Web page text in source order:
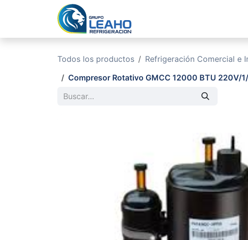
Todos los productos Refrigeración Comercial e
Compresor Rotativo GMCC 12000 BTU 220V/